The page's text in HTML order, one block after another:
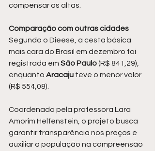
compensar as altas.
Comparação com outras cidades
Segundo o Dieese, a cesta básica
mais cara do Brasil em dezembro foi
registrada em São Paulo (R$ 841,29),
enquanto Aracaju teve o menor valor
(R$ 554,08).
Coordenado pela professora Lara
Amorim Helfenstein, o projeto busca
garantir transparência nos preços e
auxiliar a população na compreensão